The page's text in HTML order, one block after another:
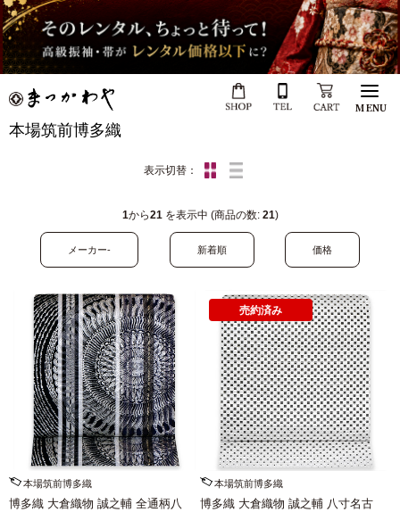
MENU
本場筑前博多織
表示切替：
1から21を表示中 (商品の数: 21)
メーカー- 新着順 価格
本場筑前博多織
博多織 大倉織物 誠之輔 全通柄八
本場筑前博多織
博多織 大倉織物 誠之輔 八寸名古
売約済み